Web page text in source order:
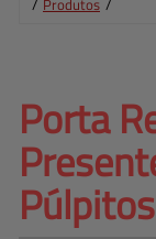
/ Produtos /
Porta